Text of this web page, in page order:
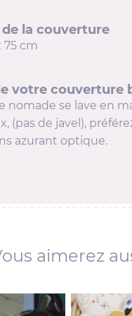
la couverture
75 cm
votre couverture
nomade se lave en
(pas de javel),
azurant optique.
aimerez